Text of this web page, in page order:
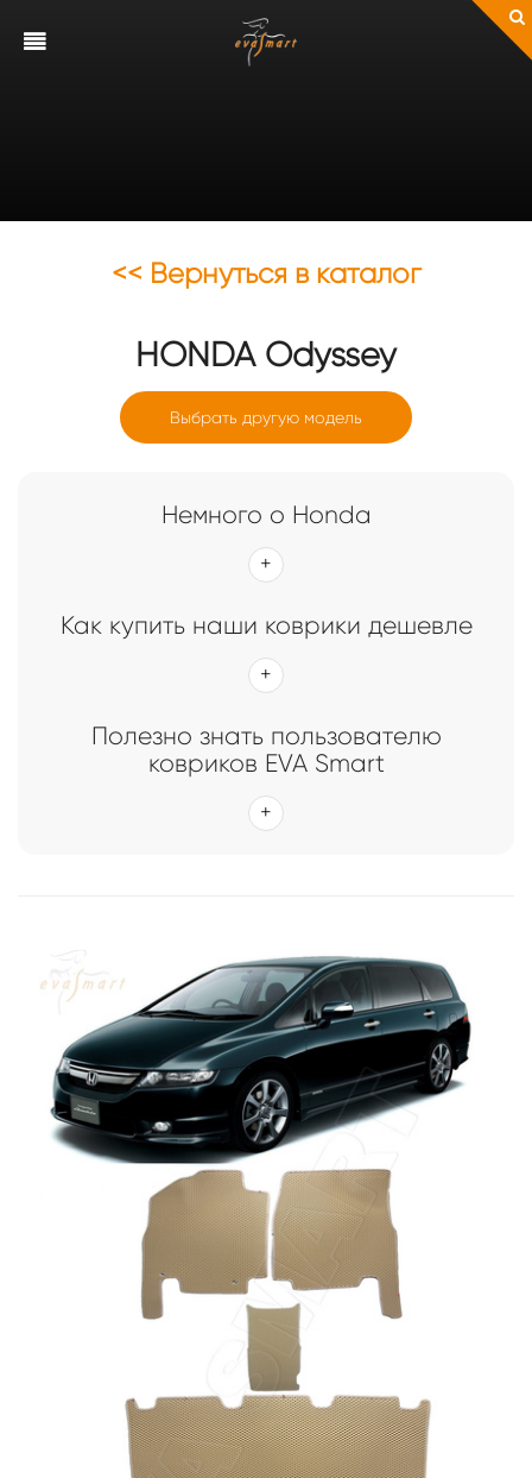
Коврики EVA Smart для Honda
<< Вернуться в каталог
HONDAOdyssey
Выбрать другую модель
Немного о Honda
Как купить наши коврики дешевле
Полезно знать пользователю
ковриков EVA Smart